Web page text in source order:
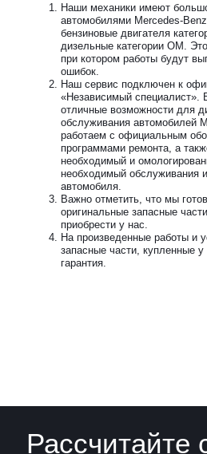
Наши механики имеют
автомобилями Mercedes-
бензиновые двигателя
дизельные категории ОМ.
при котором работы будут
ошибок.
Наш сервис подключен к
«Независимый специалист».
отличные возможности для
обслуживания автомобилей
работаем с официальным
программами ремонта, а
необходимый и
необходимый обслуживания
автомобиля.
Важно отметить, что мы
оригинальные запасные
приобрести у нас.
На произведенные работы и
запасные части, купленные у
гарантия.
Рассчитайте